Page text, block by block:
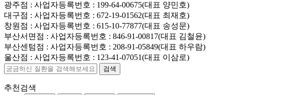
광주점 : 사업자등록번호 : 199-64-00675(대표 양민호)
대구점 : 사업자등록번호 : 672-19-01562(대표 최재호)
창원점 : 사업자등록번호 : 615-10-77877(대표 송성문)
부산서면점 : 사업자등록번호 : 846-91-00817(대표 김철윤)
부산센텀점 : 사업자등록번호 : 208-91-05849(대표 하우람)
울산점 : 사업자등록번호 : 123-41-07051(대표 이삼로)
추천검색